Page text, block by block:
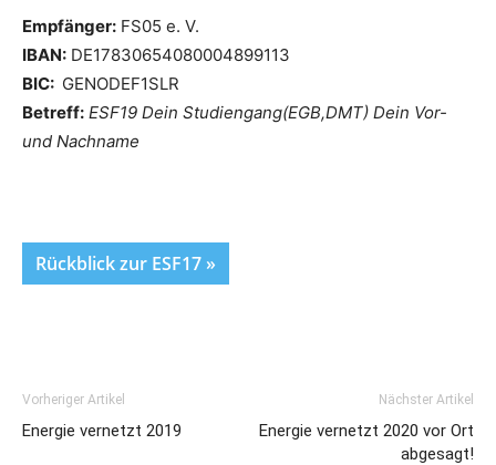
Empfänger: FS05 e. V.
IBAN: DE17830654080004899113
BIC: GENODEF1SLR
Betreff: ESF19 Dein Studiengang(EGB,DMT) Dein Vor-
und Nachname
Rückblick zur ESF17 »
Vorheriger Artikel
Energie vernetzt 2019
Nächster Artikel
Energie vernetzt 2020 vor Ort
abgesagt!